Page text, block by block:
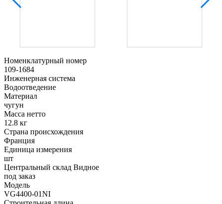
Номенклатурный номер
109-1684
Инженерная система
Водоотведение
Материал
чугун
Масса нетто
12.8 кг
Страна происхождения
Франция
Единица измерения
шт
Центральный склад Видное
под заказ
Модель
VG4400-01NI